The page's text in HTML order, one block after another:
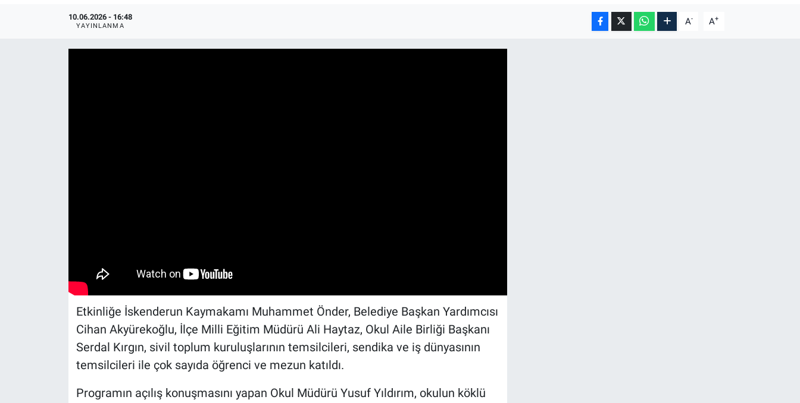
10.06.2026 - 16:48
YAYINLANMA A- A+
Etkinliğe İskenderun Kaymakamı Muhammet Önder, Belediye Başkan Yardımcısı
Cihan Akyürekoğlu, İlçe Milli Eğitim Müdürü Ali Haytaz, Okul Aile Birliği Başkanı
Serdal Kırgın, sivil toplum kuruluşlarının temsilcileri, sendika ve iş dünyasının
temsilcileri ile çok sayıda öğrenci ve mezun katıldı.
Programın açılış konuşmasını yapan Okul Müdürü Yusuf Yıldırım, okulun köklü